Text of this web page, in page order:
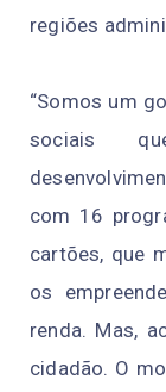
regiões
“Somos um
sociais
com 16
cartões, que
os
renda. Mas,
cidadão. O